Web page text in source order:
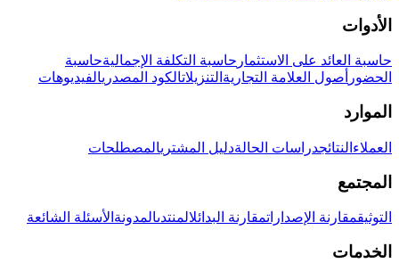
الأدوات
حاسبة العائد على الاستثمار حاسبة التكلفة الإجماليةحاسبة
الحضور أصول العلامة التجارية التنزيلاتالكود المصدريالفيديوهات
الموارد
العملاء النتائجدراسات الحالةدليل المشتريالمصطلحات
المجتمع
التوثيقمقارنة الإصداراتمقارنة البدائلالمنتدىالمدونة الأسئلة الشائعة
الخدمات